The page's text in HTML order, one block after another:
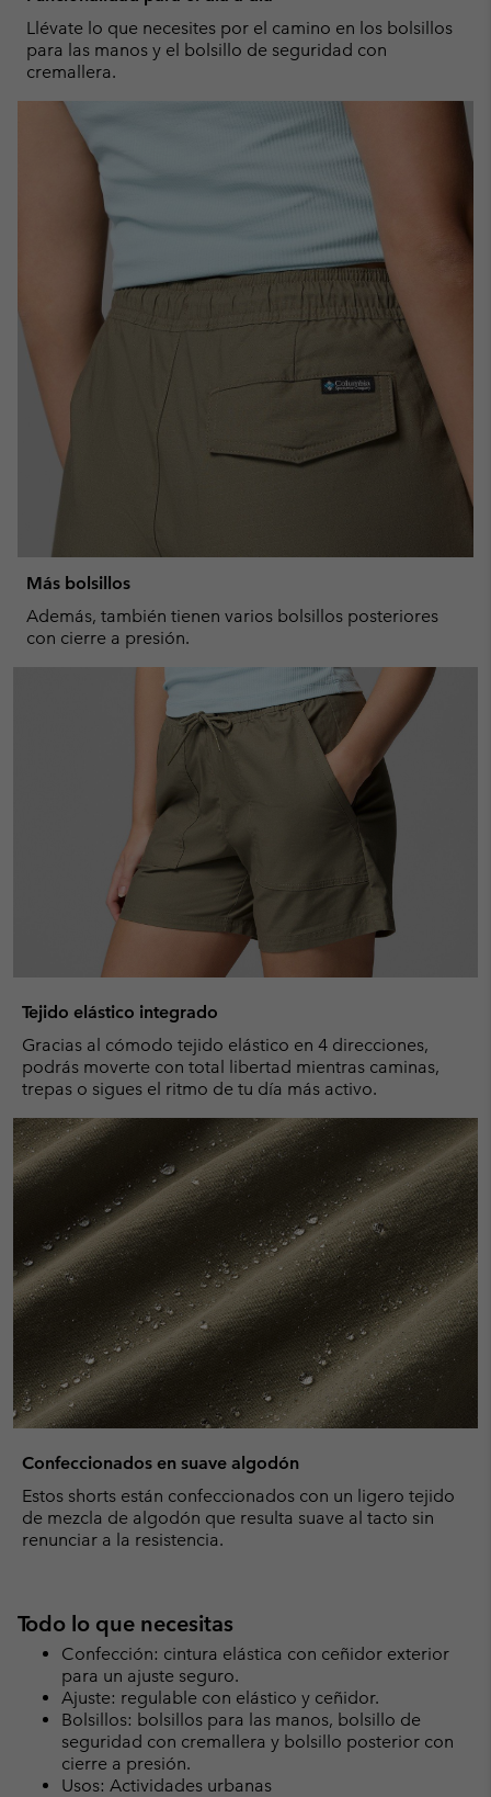
Llévate lo que necesites por el camino en los bolsillos
para las manos y el bolsillo de seguridad con
cremallera.
Más bolsillos
Además, también tienen varios bolsillos posteriores
con cierre a presión.
Tejido elástico integrado
Gracias al cómodo tejido elástico en 4 direcciones,
podrás moverte con total libertad mientras caminas,
trepas o sigues el ritmo de tu día más activo.
Confeccionados en suave algodón
Estos shorts están confeccionados con un ligero tejido
de mezcla de algodón que resulta suave al tacto sin
renunciar a la resistencia.
Todo lo que necesitas
Confección: cintura elástica con ceñidor exterior
para un ajuste seguro.
Ajuste: regulable con elástico y ceñidor.
Bolsillos: bolsillos para las manos, bolsillo de
seguridad con cremallera y bolsillo posterior con
cierre a presión.
Usos: Actividades urbanas